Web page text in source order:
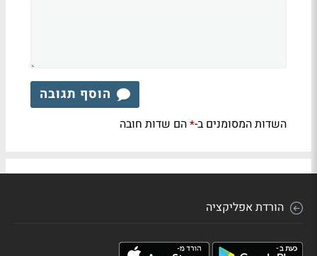
הוסף תגובה
השדות המסומנים ב-*הם שדות חובה
הורדת אפליקציה